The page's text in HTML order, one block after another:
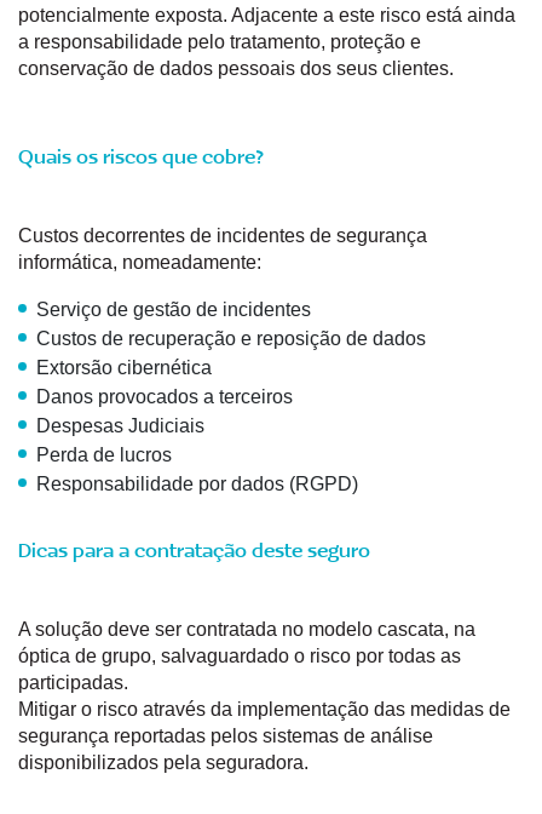
potencialmente exposta. Adjacente a este risco está ainda
a responsabilidade pelo tratamento, proteção e
conservação de dados pessoais dos seus clientes.
Quais os riscos que cobre?
Custos decorrentes de incidentes de segurança
informática, nomeadamente:
Serviço de gestão de incidentes
Custos de recuperação e reposição de dados
Extorsão cibernética
Danos provocados a terceiros
Despesas Judiciais
Perda de lucros
Responsabilidade por dados (RGPD)
Dicas para a contratação deste seguro
A solução deve ser contratada no modelo cascata, na
óptica de grupo, salvaguardado o risco por todas as
participadas.
Mitigar o risco através da implementação das medidas de
segurança reportadas pelos sistemas de análise
disponibilizados pela seguradora.